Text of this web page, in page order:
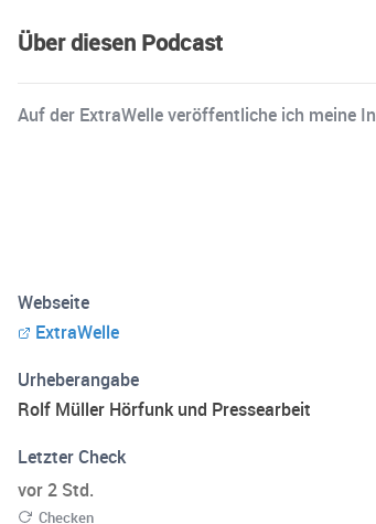
Über diesen Podcast
Auf der ExtraWelle veröffentliche ich meine
Webseite
ExtraWelle
Urheberangabe
Rolf Müller Hörfunk und Pressearbeit
Letzter Check
vor 2 Std.
Checken